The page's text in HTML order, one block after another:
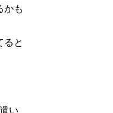
かも
ると
い